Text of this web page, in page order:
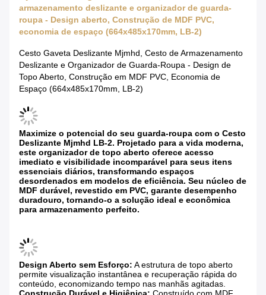
armazenamento deslizante e organizador de guarda-
roupa - Design aberto, Construção de MDF PVC,
economia de espaço (664x485x170mm, LB-2)
Cesto Gaveta Deslizante Mjmhd, Cesto de Armazenamento
Deslizante e Organizador de Guarda-Roupa - Design de
Topo Aberto, Construção em MDF PVC, Economia de
Espaço (664x485x170mm, LB-2)
Maximize o potencial do seu guarda-roupa com o Cesto
Deslizante Mjmhd LB-2. Projetado para a vida moderna,
este organizador de topo aberto oferece acesso
imediato e visibilidade incomparável para seus itens
essenciais diários, transformando espaços
desordenados em modelos de eficiência. Seu núcleo de
MDF durável, revestido em PVC, garante desempenho
duradouro, tornando-o a solução ideal e econômica
para armazenamento perfeito.
Design Aberto sem Esforço: ​ A estrutura de topo aberto
permite visualização instantânea e recuperação rápida do
conteúdo, economizando tempo nas manhãs agitadas.